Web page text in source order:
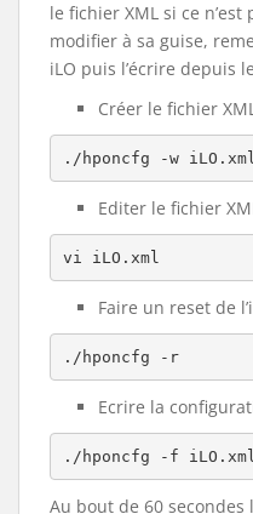
le fichier XML si ce
modifier à sa guise,
iLO puis l’écrire depuis
Créer le fichier
./hponcfg -w iLO.xml
Editer le fichier
vi iLO.xml
Faire un reset de
./hponcfg -r
Ecrire la
./hponcfg -f iLO.xml
Au bout de 60 secondes